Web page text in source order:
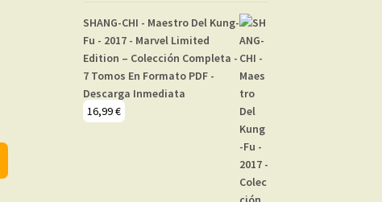
SHANG-CHI - Maestro Del Kung-
Fu - 2017 - Marvel Limited
Edition – Colección Completa -
7 Tomos En Formato PDF -
Descarga Inmediata
16,99€